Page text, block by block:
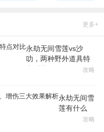
更多+
永劫无间雪莲vs沙
叻，两种野外道具特
攻略
永劫无间雪
莲有什么
用，无敌、
攻略